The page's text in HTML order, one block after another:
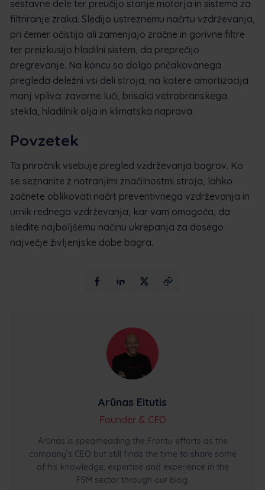
sestavne dele ter preučijo stanje motorja in sistema za
filtriranje zraka. Sledijo ustreznemu načrtu vzdrževanja,
pri čemer očistijo ali zamenjajo zračne in gorivne filtre
ter preizkusijo hladilni sistem, da preprečijo
pregrevanje. Na koncu so dolgo pričakovanega
pregleda deležni vsi deli stroja, na katere amortizacija
manj vpliva: zavorne luči, brisalci vetrobranskega
stekla, hladilnik olja in klimatska naprava.
Povzetek
Ta priročnik vsebuje pregled vzdrževanja bagrov. Ko
se seznanite z notranjimi značilnostmi stroja, lahko
začnete oblikovati načrt preventivnega vzdrževanja in
urnik rednega vzdrževanja, kar vam omogoča, da
sledite najboljšemu načinu ukrepanja za dosego
največje življenjske dobe bagra.
Arūnas Eitutis
Founder & CEO
Arūnas is spearheading the Frontu efforts as the
company’s CEO but still finds the time to share some
of his knowledge, expertise and experience in the
FSM sector through our blog.